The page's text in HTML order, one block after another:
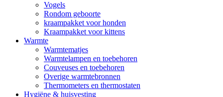
Vogels
Rondom geboorte
kraampakket voor honden
Kraampakket voor kittens
Warmte
Warmtematjes
Warmtelampen en toebehoren
Couveuses en toebehoren
Overige warmtebronnen
Thermometers en thermostaten
Hygiëne & huisvesting